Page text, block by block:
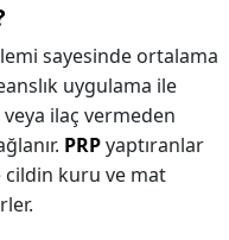
sayesinde ortalama
uygulama ile
ilaç vermeden
PRPyaptıranlar
kuru ve mat